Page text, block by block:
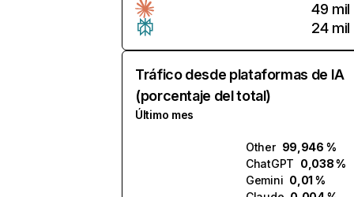
49 mil
24 mil
Tráfico desde plataformas de IA
(porcentaje del total)
Último mes
Other 99,946 %
ChatGPT 0,038 %
Gemini 0,01 %